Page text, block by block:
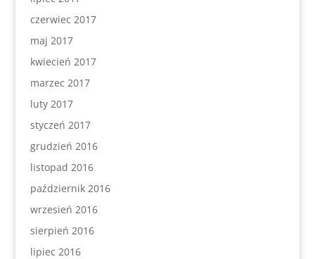
czerwiec 2017
maj 2017
kwiecień 2017
marzec 2017
luty 2017
styczeń 2017
grudzień 2016
listopad 2016
październik 2016
wrzesień 2016
sierpień 2016
lipiec 2016